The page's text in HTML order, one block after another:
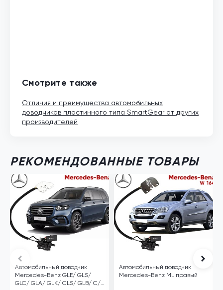
Смотрите также
Отличия и преимущества автомобильных
доводчиков пластинного типа SmartGear от других
производителей
РЕКОМЕНДОВАННЫЕ ТОВАРЫ
Автомобильный доводчик
Mercedes-Benz GLE/ GLS/
GLC/ GLA/ GLK/ CLS/ GLB/ C/
Автомобильный доводчик
Mercedes-Benz ML правый